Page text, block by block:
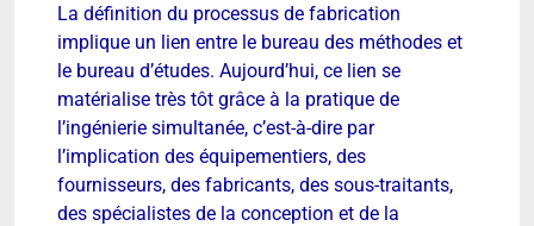
La définition du processus de fabrication
implique un lien entre le bureau des méthodes et
le bureau d’études. Aujourd’hui, ce lien se
matérialise très tôt grâce à la pratique de
l’ingénierie simultanée, c’est-à-dire par
l’implication des équipementiers, des
fournisseurs, des fabricants, des sous-traitants,
des spécialistes de la conception et de la